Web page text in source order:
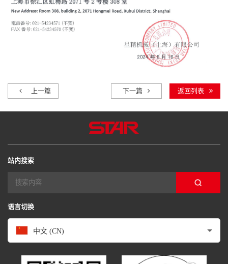
上一篇 下一篇 返回列表
站内搜索
语言切换
中文 (CN)